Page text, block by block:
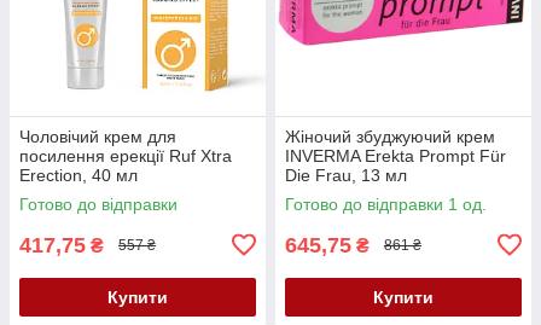
Чоловічий крем для
посилення ерекції Ruf Xtra
Erection, 40 мл
Готово до відправки
417,75 ₴ 557 ₴
Купити
Жіночий збуджуючий крем
INVERMA Erekta Prompt Für
Die Frau, 13 мл
Готово до відправки 1 од.
645,75 ₴ 861 ₴
Купити